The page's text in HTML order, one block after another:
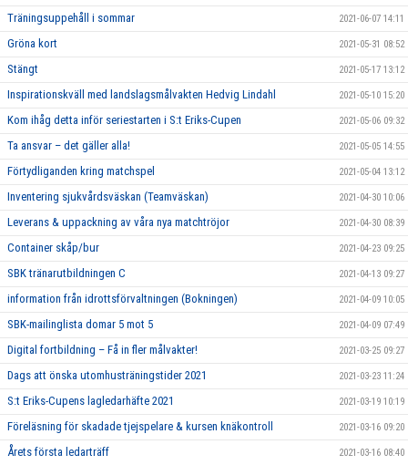
Träningsuppehåll i sommar 2021-06-07 14:11
Gröna kort 2021-05-31 08:52
Stängt 2021-05-17 13:12
Inspirationskväll med landslagsmålvakten Hedvig Lindahl 2021-05-10 15:20
Kom ihåg detta inför seriestarten i S:t Eriks-Cupen 2021-05-06 09:32
Ta ansvar – det gäller alla! 2021-05-05 14:55
Förtydliganden kring matchspel 2021-05-04 13:12
Inventering sjukvårdsväskan (Teamväskan) 2021-04-30 10:06
Leverans & uppackning av våra nya matchtröjor 2021-04-30 08:39
Container skåp/bur 2021-04-23 09:25
SBK tränarutbildningen C 2021-04-13 09:27
information från idrottsförvaltningen (Bokningen) 2021-04-09 10:05
SBK-mailinglista domar 5 mot 5 2021-04-09 07:49
Digital fortbildning – Få in fler målvakter! 2021-03-25 09:27
Dags att önska utomhusträningstider 2021 2021-03-23 11:24
S:t Eriks-Cupens lagledarhäfte 2021 2021-03-19 10:19
Föreläsning för skadade tjejspelare & kursen knäkontroll 2021-03-16 09:20
Årets första ledarträff 2021-03-16 08:40